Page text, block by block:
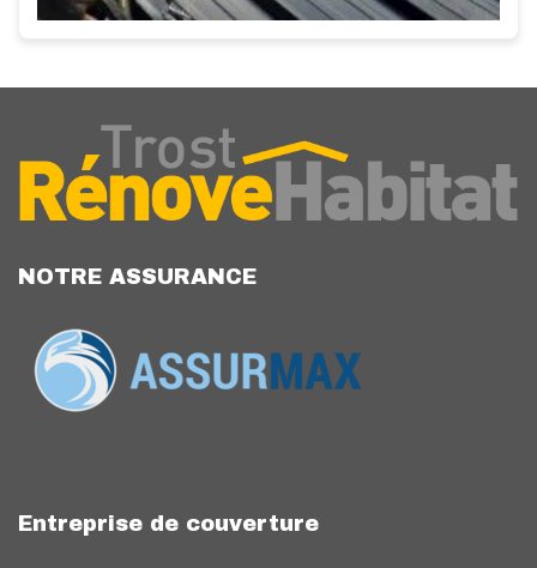
NOTRE ASSURANCE
Entreprise de couverture